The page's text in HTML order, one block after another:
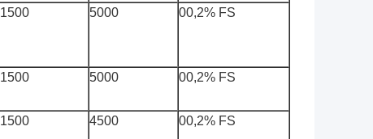
1500 5000 00,2% FS
1500 5000 00,2% FS
1500 4500 00,2% FS